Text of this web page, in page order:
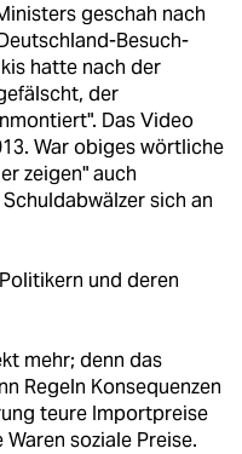
geschah nach
Besuch-
hatte nach der
der
Das Video
War obiges wörtliche
zeigen" auch
sich an
und deren
mehr; denn das
Regeln Konsequenzen
teure Importpreise
soziale Preise.